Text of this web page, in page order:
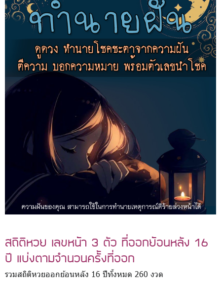
สถิติหวย เลขหน้า 3 ตัว ที่ออกย้อนหลัง 16
ปี แบ่งตามจำนวนครั้งที่ออก
รวมสถิติหวยออกย้อนหลัง 16 ปีทั้งหมด 260 งวด